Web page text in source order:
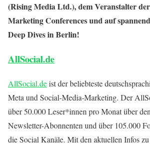
(Rising Media Ltd.), dem Veranstalter
Marketing Conferences und auf
Deep Dives in Berlin!
AllSocial.de
AllSocial.deist der beliebteste
Meta und Social-Media-Marketing. Der
über 50.000 Leser*innen pro Monat über
Newsletter-Abonnenten und über 105.000
die Social Kanäle. Mit den aktuellen Infos